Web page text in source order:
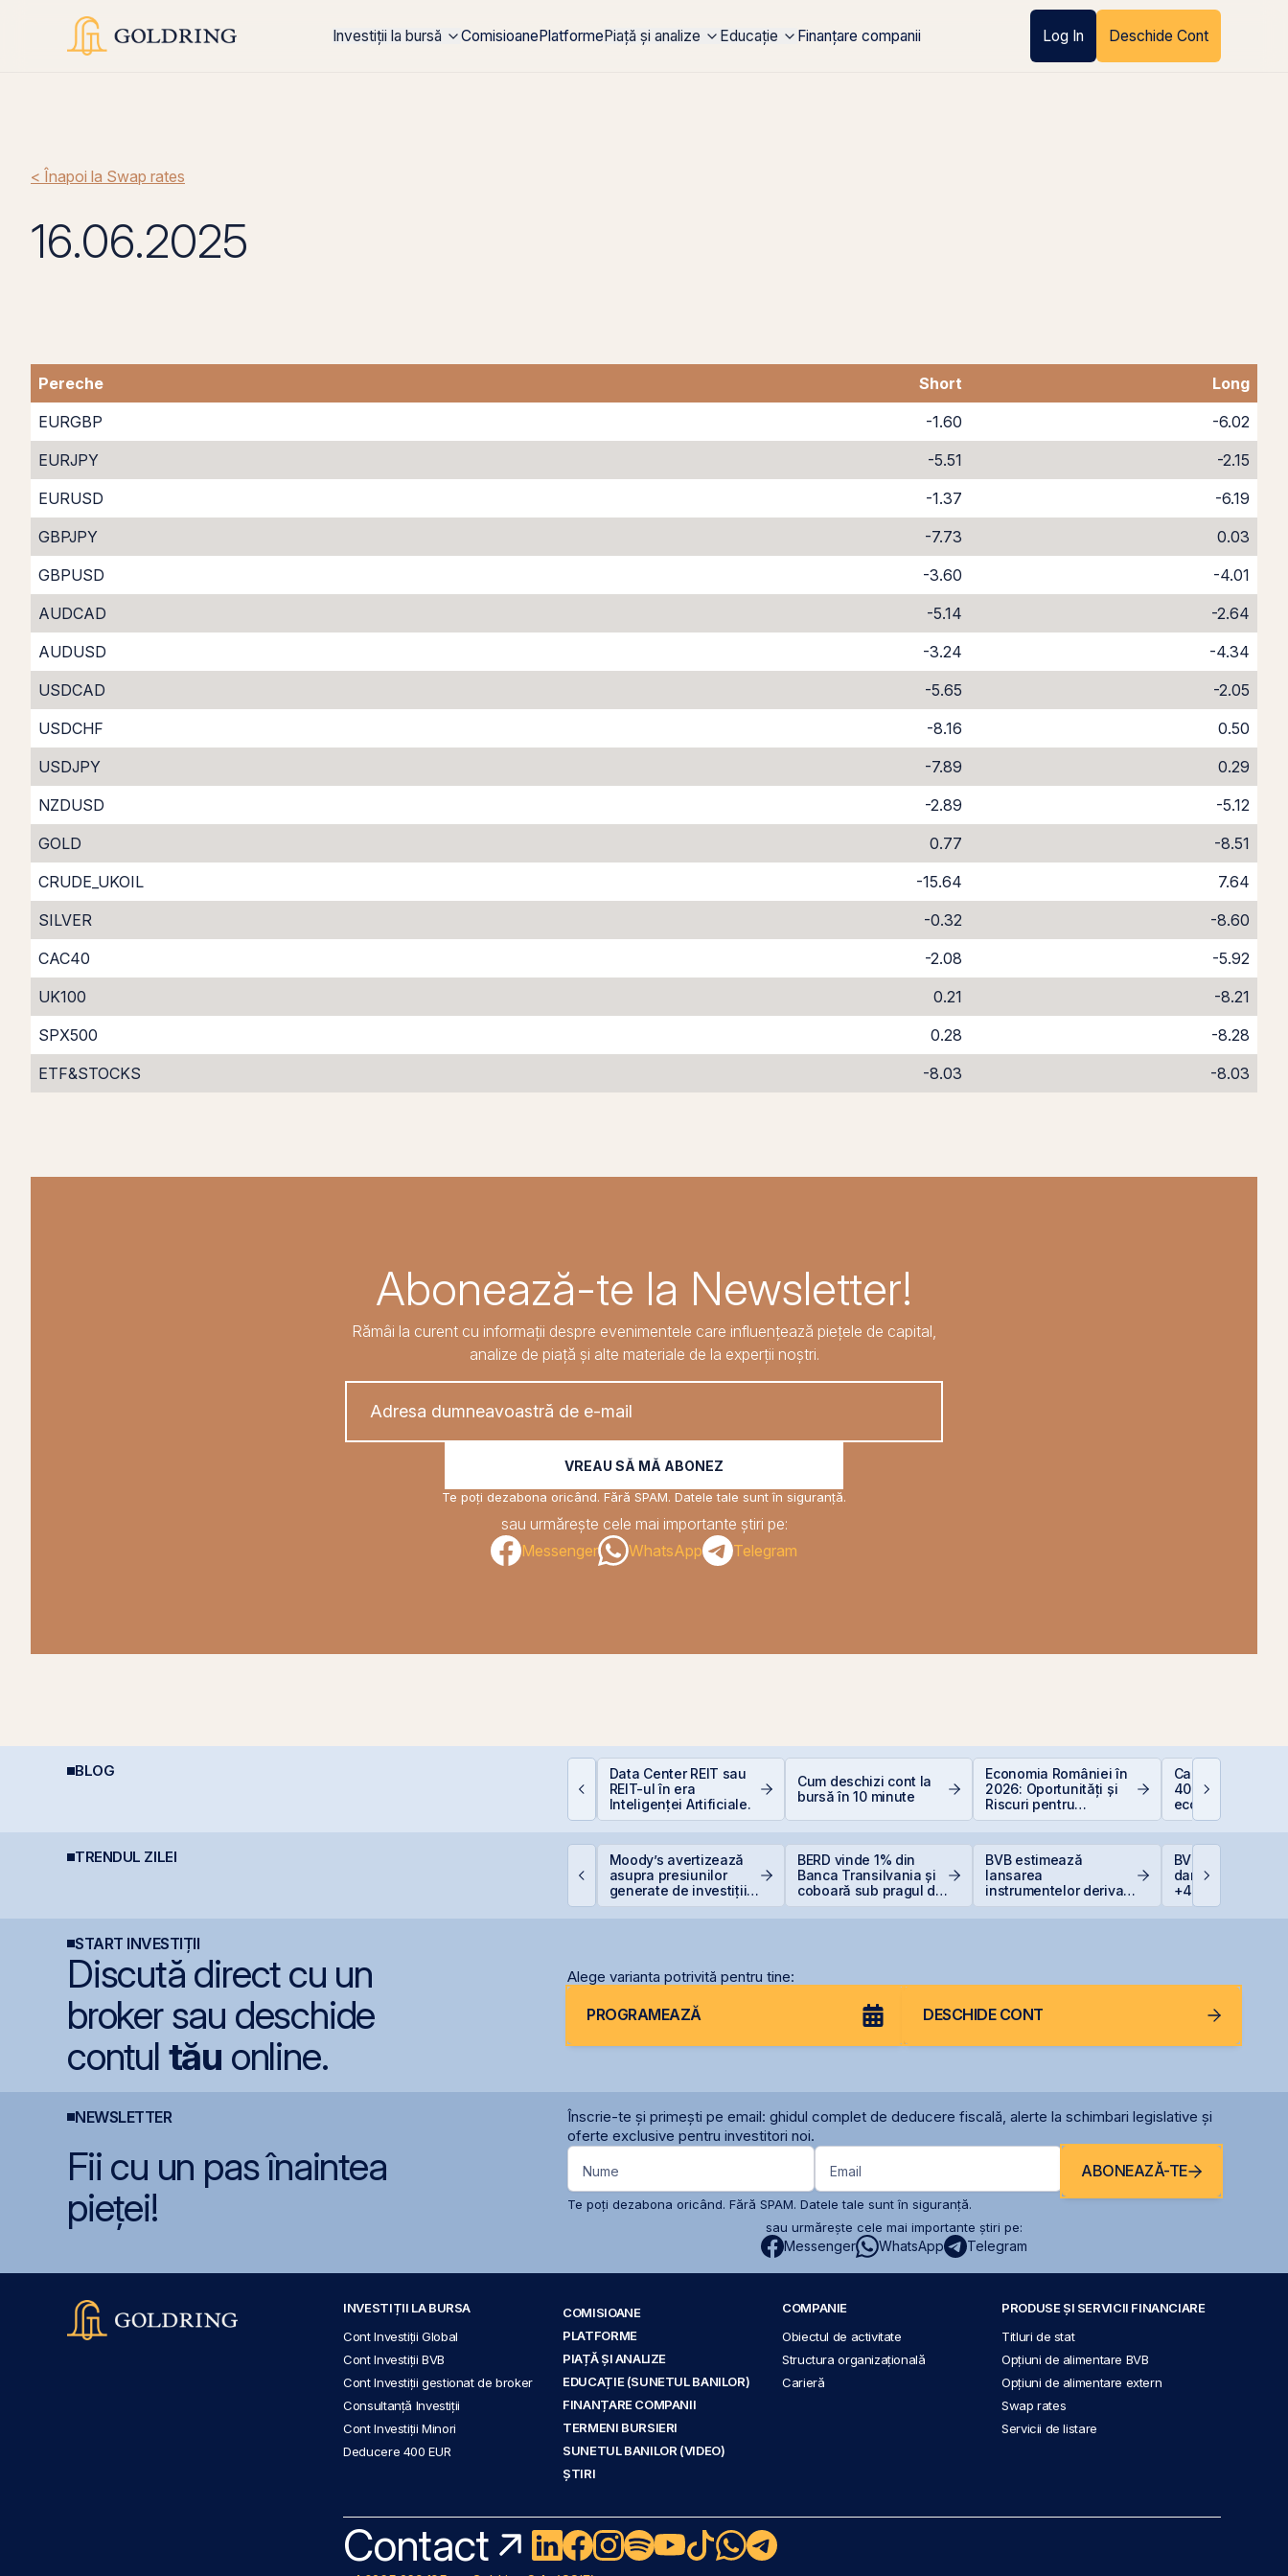
Investiții la bursă ComisioanePlatformePiață și analize Educație Finanțare companii Log In Deschide Cont
< Înapoi la Swap rates
16.06.2025
Pereche Short
Long
EURGBP
-1.60
-6.02
EURJPY
-5.51
-2.15
EURUSD
-1.37
-6.19
GBPJPY
-7.73
0.03
GBPUSD
-3.60
-4.01
AUDCAD
-5.14
-2.64
AUDUSD
-3.24
-4.34
USDCAD
-5.65
-2.05
USDCHF
-8.16
0.50
USDJPY
-7.89
0.29
NZDUSD
-2.89
-5.12
GOLD
0.77
-8.51
CRUDE_UKOIL
-15.64
7.64
SILVER
-0.32
-8.60
CAC40
-2.08
-5.92
UK100
0.21
-8.21
SPX500
0.28
-8.28
ETF&STOCKS
-8.03 -8.03
Abonează-te la Newsletter!
Rămâi la curent cu informații despre evenimentele care influențează piețele de capital,
analize de piață și alte materiale de la experții noștri.
VREAU SĂ MĂ ABONEZ
Te poți dezabona oricând. Fără SPAM. Datele tale sunt în siguranță.
sau urmărește cele mai importante știri pe:
Messenger
WhatsApp Telegram
BLOG
De la Caritas la BVB:
Data Center REIT sau
REIT-ul în era
Inteligenței Artificiale.
Cum deschizi cont la
bursă în 10 minute
Economia României în
2026: Oportunități și
Riscuri pentru
Investitori
Calculator
400 EUR — cât
economisești
TRENDUL ZILEI
Simtel își extinde
Moody’s avertizează
asupra presiunilor
generate de investițiile
BERD vinde 1% din
Banca Transilvania și
coboară sub pragul de
BVB estimează
lansarea
instrumentelor derivate
BVB corectează
dar BET rămâne
+47,6% de la
anului
START INVESTIȚII
Discută direct cu un
broker sau deschide
contul tău online.
Alege varianta potrivită pentru tine:
PROGRAMEAZĂ DESCHIDE CONT
NEWSLETTER
Înscrie-te și primești pe email: ghidul complet de deducere fiscală, alerte la schimbari legislative și
oferte exclusive pentru investitori noi.
Fii cu un pas înaintea
pieței!
Nume Email ABONEAZĂ-TE
Te poți dezabona oricând. Fără SPAM. Datele tale sunt în siguranță.
sau urmărește cele mai importante știri pe:
Messenger WhatsApp Telegram
INVESTIȚII LA BURSA
Cont Investiții Global
Cont Investiții BVB
Cont Investiții gestionat de broker
Consultanță Investiții
Cont Investiții Minori
Deducere 400 EUR
COMISIOANE
PLATFORME
PIAȚĂ ȘI ANALIZE
EDUCAȚIE (SUNETUL BANILOR)
FINANȚARE COMPANII
TERMENI BURSIERI
SUNETUL BANILOR (VIDEO)
ȘTIRI
COMPANIE
Obiectul de activitate
Structura organizațională
Carieră
PRODUSE ȘI SERVICII FINANCIARE
Titluri de stat
Opțiuni de alimentare BVB
Opțiuni de alimentare extern
Swap rates
Servicii de listare
Contact